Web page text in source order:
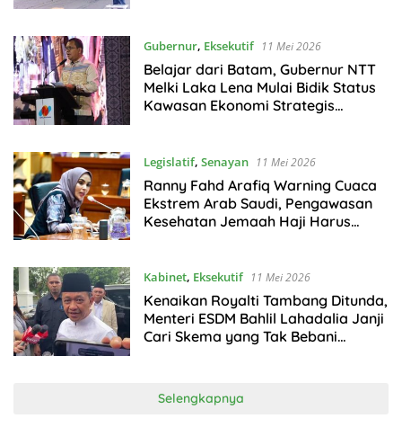
Gubernur, Eksekutif 11 Mei 2026
Belajar dari Batam, Gubernur NTT
Melki Laka Lena Mulai Bidik Status
Kawasan Ekonomi Strategis
Legislatif, Senayan 11 Mei 2026
Ranny Fahd Arafiq Warning Cuaca
Ekstrem Arab Saudi, Pengawasan
Kesehatan Jemaah Haji Harus
Kabinet, Eksekutif 11 Mei 2026
Kenaikan Royalti Tambang Ditunda,
Menteri ESDM Bahlil Lahadalia Janji
Cari Skema yang Tak Bebani
Selengkapnya